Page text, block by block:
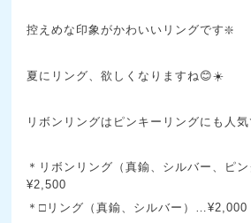
控えめな印象がかわいいリングです❇️
夏にリング、欲しくなりますね😊☀️
リボンリングはピンキーリングにも人
＊リボンリング（真鍮、シルバー、ピ
¥2,500
＊□リング（真鍮、シルバー）…¥2,000